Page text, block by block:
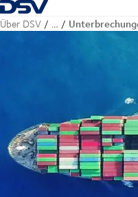
Zurück zur Startseite
Über DSV …